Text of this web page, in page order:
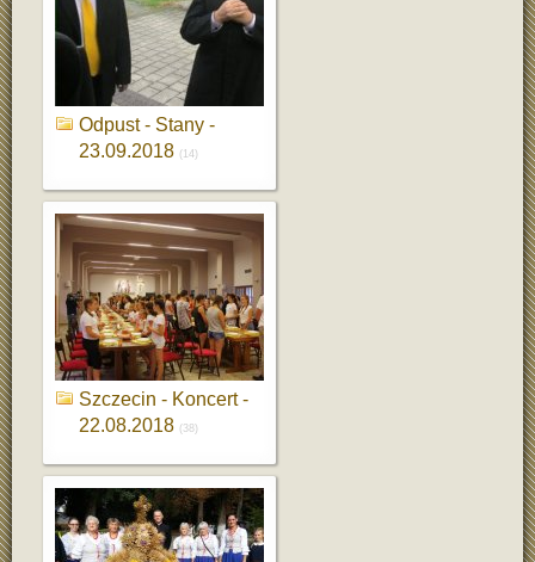
Odpust - Stany -
23.09.2018 (14)
Szczecin - Koncert -
22.08.2018 (38)